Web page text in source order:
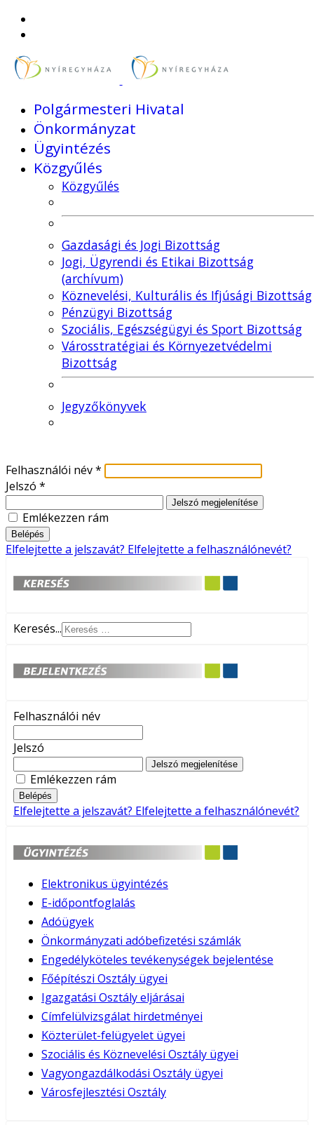
Polgármesteri Hivatal
Önkormányzat
Ügyintézés
Közgyűlés
Közgyűlés
Gazdasági és Jogi Bizottság
Jogi, Ügyrendi és Etikai Bizottság
(archívum)
Köznevelési, Kulturális és Ifjúsági Bizottság
Pénzügyi Bizottság
Szociális, Egészségügyi és Sport Bizottság
Városstratégiai és Környezetvédelmi
Bizottság
Jegyzőkönyvek
Felhasználói név*
Jelszó *
Jelszó megjelenítése
Emlékezzen rám
Belépés
Elfelejtette a jelszavát? Elfelejtette a felhasználónevét?
Keresés...
Felhasználói név
Jelszó
Jelszó megjelenítése
Emlékezzen rám
Belépés
Elfelejtette a jelszavát? Elfelejtette a felhasználónevét?
Elektronikus ügyintézés
E-időpontfoglalás
Adóügyek
Önkormányzati adóbefizetési számlák
Engedélyköteles tevékenységek bejelentése
Főépítészi Osztály ügyei
Igazgatási Osztály eljárásai
Címfelülvizsgálat hirdetményei
Közterület-felügyelet ügyei
Szociális és Köznevelési Osztály ügyei
Vagyongazdálkodási Osztály ügyei
Városfejlesztési Osztály